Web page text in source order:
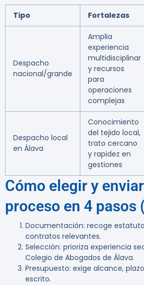
Tipo Fortalezas
Despacho
nacional/grande
Amplia
experiencia
multidisciplinar
y recursos
para
operaciones
complejas
Despacho local
en Álava
Conocimiento
del tejido local,
trato cercano
y rapidez en
gestiones
Cómo elegir y
proceso en 4 pasos
Documentación: recoge
contratos relevantes.
Selección: prioriza experiencia
Colegio de Abogados de Álava.
Presupuesto: exige alcance,
escrito.